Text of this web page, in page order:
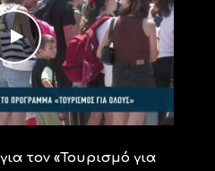
τον «Τουρισμό για